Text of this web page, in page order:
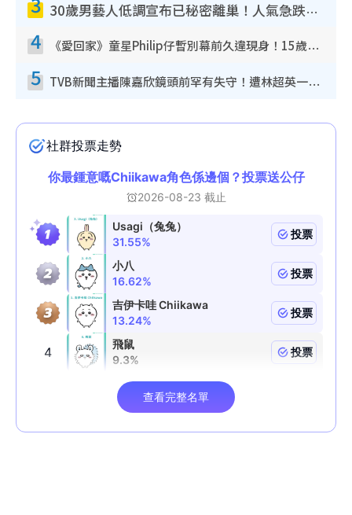
30歲男藝人低調宣布已秘密離巢！人氣急跌變失蹤人口︰「這幾年過得並不容易」
4 《愛回家》童星Philip仔暫別幕前久違現身！15歲近況暴風長高蛻變帥氣少男
5 TVB新聞主播陳嘉欣鏡頭前罕有失守！遭林超英一句說話突襲嚇親當場大笑